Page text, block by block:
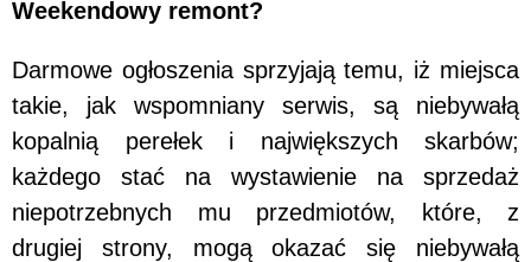
Weekendowy remont?
Darmowe ogłoszenia sprzyjają temu, iż miejsca
takie, jak wspomniany serwis, są niebywałą
kopalnią perełek i największych skarbów;
każdego stać na wystawienie na sprzedaż
niepotrzebnych mu przedmiotów, które, z
drugiej strony, mogą okazać się niebywałą